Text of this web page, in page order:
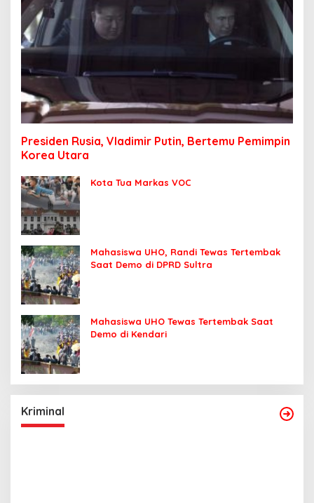
Presiden Rusia, Vladimir Putin, Bertemu Pemimpin
Korea Utara
Kota Tua Markas VOC
Mahasiswa UHO, Randi Tewas Tertembak
Saat Demo di DPRD Sultra
Mahasiswa UHO Tewas Tertembak Saat
Demo di Kendari
Kriminal